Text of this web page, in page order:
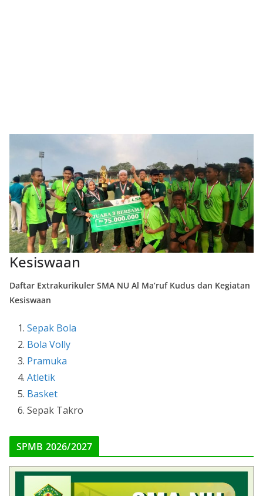
Kesiswaan
Daftar Extrakurikuler SMA NU Al Ma’ruf Kudus dan Kegiatan
Kesiswaan
Sepak Bola
Bola Volly
Pramuka
Atletik
Basket
Sepak Takro
SPMB 2026/2027